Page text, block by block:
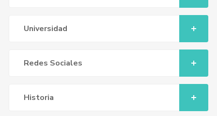
Universidad
Redes Sociales
Historia